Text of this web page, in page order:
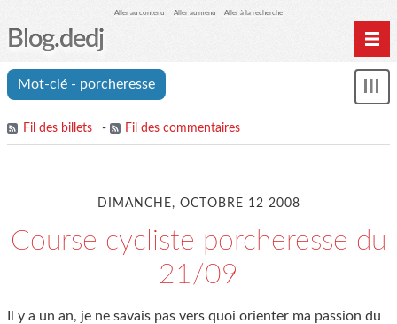
Aller au contenu Aller au menu Aller à la recherche
Blog.dedj
Mot-clé - porcheresse
Fil des billets - Fil des commentaires
DIMANCHE, OCTOBRE 12 2008
Course cycliste porcheresse du
21/09
Il y a un an, je ne savais pas vers quoi orienter ma passion du